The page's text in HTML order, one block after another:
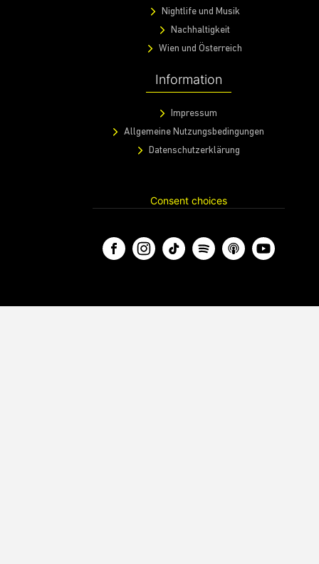
Nightlife und Musik
Nachhaltigkeit
Wien und Österreich
Information
Impressum
Allgemeine Nutzungsbedingungen
Datenschutzerklärung
Consent choices